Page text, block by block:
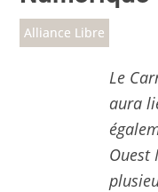
Alliance Libre
Le
aura
Ouest